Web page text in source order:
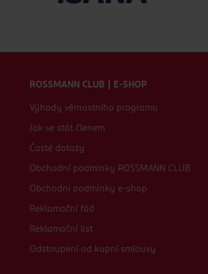
ROSSMANN CLUB | E-SHOP
Výhody věrnostního programu
Jak se stát členem
Časté dotazy
Obchodní podmínky ROSSMANN CLUB
Obchodní podmínky e-shop
Reklamační řád
Reklamační list
Odstoupení od kupní smlouvy